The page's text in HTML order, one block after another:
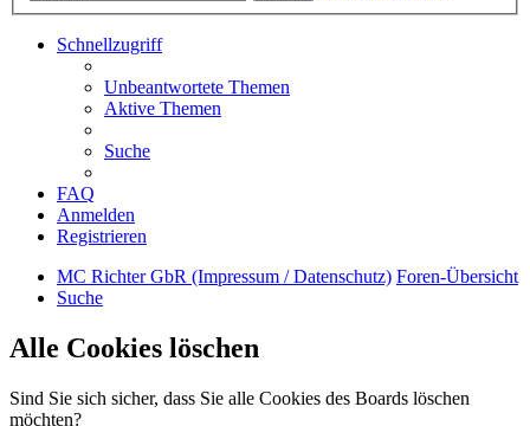
Schnellzugriff
Unbeantwortete Themen
Aktive Themen
Suche
FAQ
Anmelden
Registrieren
MC Richter GbR (Impressum / Datenschutz) Foren-Übersicht
Suche
Alle Cookies löschen
Sind Sie sich sicher, dass Sie alle Cookies des Boards löschen
möchten?